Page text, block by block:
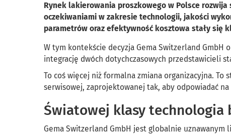
Rynek lakierowania proszkowego w Polsce
oczekiwaniami w zakresie technologii, jakości
parametrów oraz efektywność kosztowa stały się
W tym kontekście decyzja Gema Switzerland GmbH
integrację dwóch dotychczasowych przedstawicieli
To coś więcej niż formalna zmiana organizacyjna.
serwisowej, zaprojektowanej tak, aby odpowiadać
Światowej klasy technologia
Gema Switzerland GmbH jest globalnie